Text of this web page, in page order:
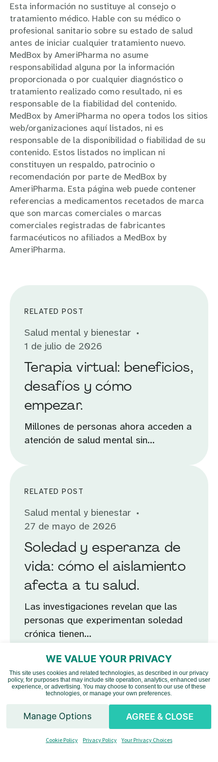
Esta información no sustituye al consejo o
tratamiento médico. Hable con su médico o
profesional sanitario sobre su estado de salud
antes de iniciar cualquier tratamiento nuevo.
MedBox by AmeriPharma no asume
responsabilidad alguna por la información
proporcionada o por cualquier diagnóstico o
tratamiento realizado como resultado, ni es
responsable de la fiabilidad del contenido.
MedBox by AmeriPharma no opera todos los sitios
web/organizaciones aquí listados, ni es
responsable de la disponibilidad o fiabilidad de su
contenido. Estos listados no implican ni
constituyen un respaldo, patrocinio o
recomendación por parte de MedBox by
AmeriPharma. Esta página web puede contener
referencias a medicamentos recetados de marca
que son marcas comerciales o marcas
comerciales registradas de fabricantes
farmacéuticos no afiliados a MedBox by
AmeriPharma.
RELATED POST
Salud mental y bienestar
1 de julio de 2026
Terapia virtual: beneficios,
desafíos y cómo
empezar.
Millones de personas ahora acceden a
atención de salud mental sin...
RELATED POST
Salud mental y bienestar
27 de mayo de 2026
Soledad y esperanza de
vida: cómo el aislamiento
afecta a tu salud.
Las investigaciones revelan que las
personas que experimentan soledad
crónica tienen...
RELATED POST
Salud mental y bienestar
1 de abril de 2026
Cómo ordenar tu hogar:
WE VALUE YOUR PRIVACY
This site uses cookies and related technologies, as described in our privacy
policy, for purposes that may include site operation, analytics, enhanced user
experience, or advertising. You may choose to consent to our use of these
technologies, or manage your own preferences.
Manage Options AGREE & CLOSE
Cookie Policy Privacy Policy Your Privacy Choices
Spanish
English
Chinese
Vietnamese